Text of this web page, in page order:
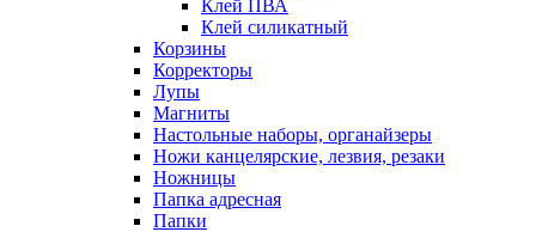
Клей ПВА
Клей силикатный
Корзины
Корректоры
Лупы
Магниты
Настольные наборы, органайзеры
Ножи канцелярские, лезвия, резаки
Ножницы
Папка адресная
Папки